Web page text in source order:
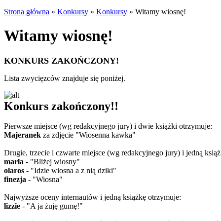
Strona główna » Konkursy » Konkursy » Witamy wiosnę!
Witamy wiosnę!
KONKURS ZAKOŃCZONY!
Lista zwycięzców znajduje się poniżej.
Konkurs zakończony!!
Pierwsze miejsce (wg redakcyjnego jury) i dwie książki otrzymuje:
Majeranek za zdjęcie "Wiosenna kawka"
Drugie, trzecie i czwarte miejsce (wg redakcyjnego jury) i jedną
marla - "Bliżej wiosny"
olaros - "Idzie wiosna a z nią dziki"
finezja - "Wiosna"
Najwyższe oceny internautów i jedną książkę otrzymuje:
lizzie - "A ja żuję gumę!"